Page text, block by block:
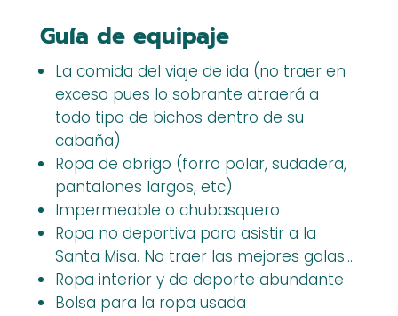
Guía de equipaje
La comida del viaje de ida (no traer en
exceso pues lo sobrante atraerá a
todo tipo de bichos dentro de su
cabaña)
Ropa de abrigo (forro polar, sudadera,
pantalones largos, etc)
Impermeable o chubasquero
Ropa no deportiva para asistir a la
Santa Misa. No traer las mejores galas…
Ropa interior y de deporte abundante
Bolsa para la ropa usada